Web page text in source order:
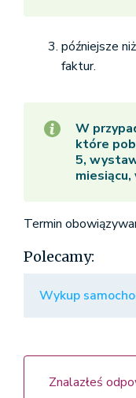
późniejsze
faktur.
W
które
5,
Termin
Polecamy:
Wykup
Znalazłeś